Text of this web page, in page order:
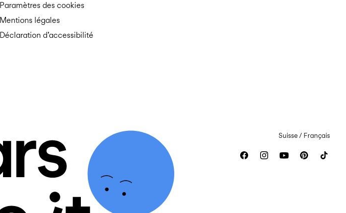
Paramètres des cookies
Mentions légales
Déclaration d’accessibilité
Suisse / Français